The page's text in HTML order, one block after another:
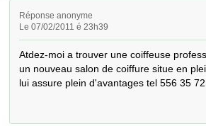
Réponse anonyme
Le 07/02/2011 é 23h39
Atdez-moi a trouver une coiffeuse
un nouveau salon de coiffure situe en
lui assure plein d'avantages tel 556 35